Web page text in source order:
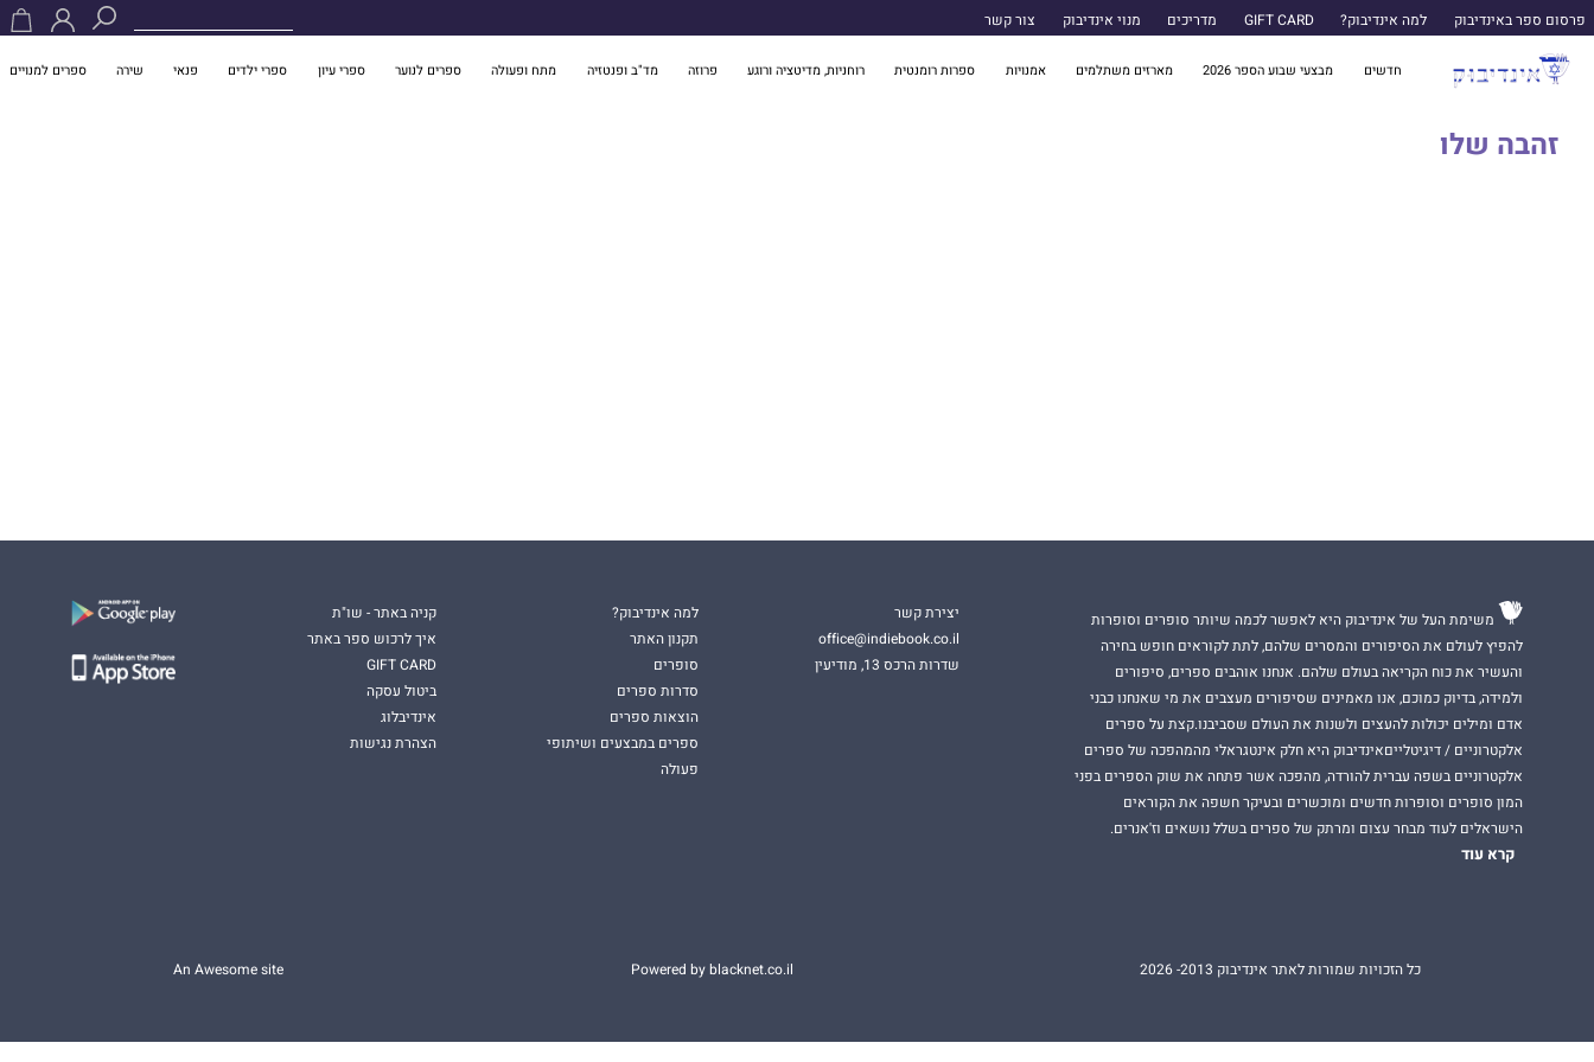
פרסום ספר באינדיבוק למה אינדיבוק? GIFT CARD מדריכים מנוי אינדיבוק צור קשר
חדשים מבצעי שבוע הספר 2026 מארזים משתלמים אמנויות ספרות רומנטית רוחניות, מדיטציה ורוגע פרוזה מד"ב ופנטזיה מתח ופעולה ספרים לנוער ספרי עיון ספרי ילדים פנאי שירה ספרים למנויים
זהבה שלו
משימת העל של אינדיבוק היא לאפשר לכמה שיותר סופרים וסופרות
להפיץ לעולם את הסיפורים והמסרים שלהם, לתת לקוראים חופש בחירה
והעשיר את כוח הקריאה בעולם שלהם. אנחנו אוהבים ספרים, סיפורים
ולמידה, בדיוק כמוכם, אנו מאמינים שסיפורים מעצבים את מי שאנחנו כבני
אדם ומילים יכולות להעצים ולשנות את העולם שסביבנו.קצת על ספרים
אלקטרוניים / דיגיטלייםאינדיבוק היא חלק אינטגראלי מהמהפכה של ספרים
אלקטרוניים בשפה עברית להורדה, מהפכה אשר פתחה את שוק הספרים בפני
המון סופרים וסופרות חדשים ומוכשרים ובעיקר חשפה את הקוראים
הישראלים לעוד מבחר עצום ומרתק של ספרים בשלל נושאים וז'אנרים.
קרא עוד
יצירת קשר
office@indiebook.co.il
שדרות הרכס 13, מודיעין
למה אינדיבוק?
תקנון האתר
סופרים
סדרות ספרים
הוצאות ספרים
ספרים במבצעים ושיתופי
פעולה
קניה באתר - שו"ת
איך לרכוש ספר באתר
GIFT CARD
ביטול עסקה
אינדיבלוג
הצהרת נגישות
כל הזכויות שמורות לאתר אינדיבוק 2013- 2026 Powered by blacknet.co.il
An Awesome site